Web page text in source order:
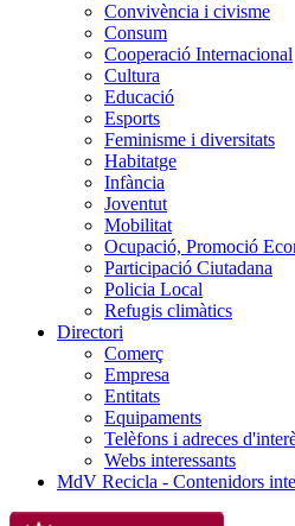
Convivència i civisme
Consum
Cooperació Internacional
Cultura
Educació
Esports
Feminisme i diversitats
Habitatge
Infància
Joventut
Mobilitat
Ocupació, Promoció
Participació Ciutadana
Policia Local
Refugis climàtics
Directori
Comerç
Empresa
Entitats
Equipaments
Telèfons i adreces
Webs interessants
MdV Recicla - Contenidors